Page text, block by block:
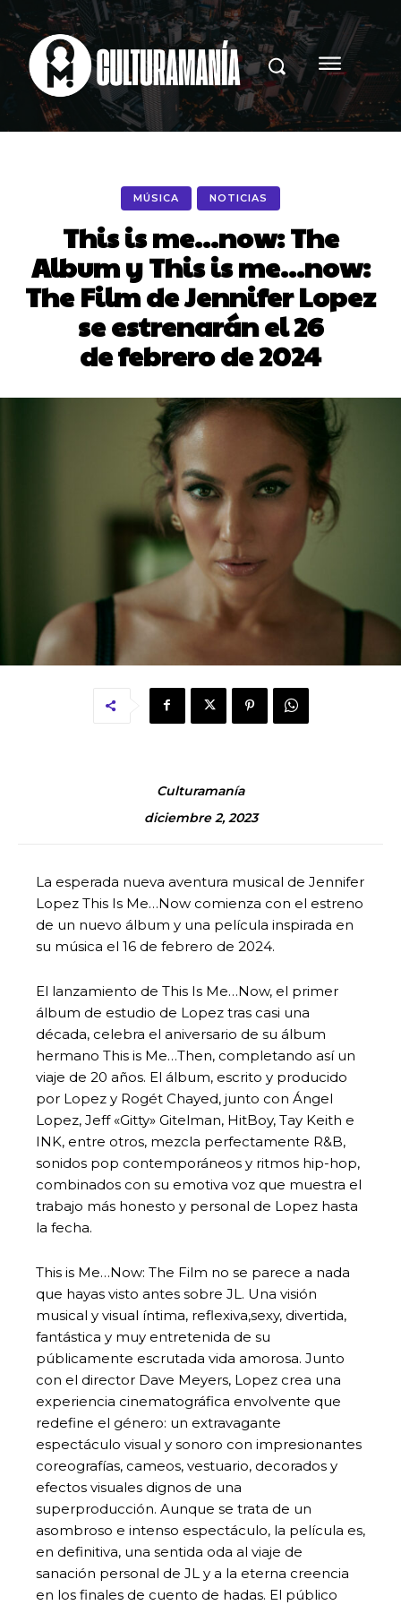
MÚSICA NOTICIAS
This is me…now: The
Album y This is me…now:
The Film de Jennifer Lopez
se estrenarán el 26
de febrero de 2024
Culturamanía
diciembre 2, 2023
La esperada nueva aventura musical de Jennifer
Lopez This Is Me…Now comienza con el estreno
de un nuevo álbum y una película inspirada en
su música el 16 de febrero de 2024.
El lanzamiento de This Is Me…Now, el primer
álbum de estudio de Lopez tras casi una
década, celebra el aniversario de su álbum
hermano This is Me…Then, completando así un
viaje de 20 años. El álbum, escrito y producido
por Lopez y Rogét Chayed, junto con Ángel
Lopez, Jeff «Gitty» Gitelman, HitBoy, Tay Keith e
INK, entre otros, mezcla perfectamente R&B,
sonidos pop contemporáneos y ritmos hip-hop,
combinados con su emotiva voz que muestra el
trabajo más honesto y personal de Lopez hasta
la fecha.
This is Me…Now: The Film no se parece a nada
que hayas visto antes sobre JL. Una visión
musical y visual íntima, reflexiva,sexy, divertida,
fantástica y muy entretenida de su
públicamente escrutada vida amorosa. Junto
con el director Dave Meyers, Lopez crea una
experiencia cinematográfica envolvente que
redefine el género: un extravagante
espectáculo visual y sonoro con impresionantes
coreografías, cameos, vestuario, decorados y
efectos visuales dignos de una
superproducción. Aunque se trata de un
asombroso e intenso espectáculo, la película es,
en definitiva, una sentida oda al viaje de
sanación personal de JL y a la eterna creencia
en los finales de cuento de hadas. El público